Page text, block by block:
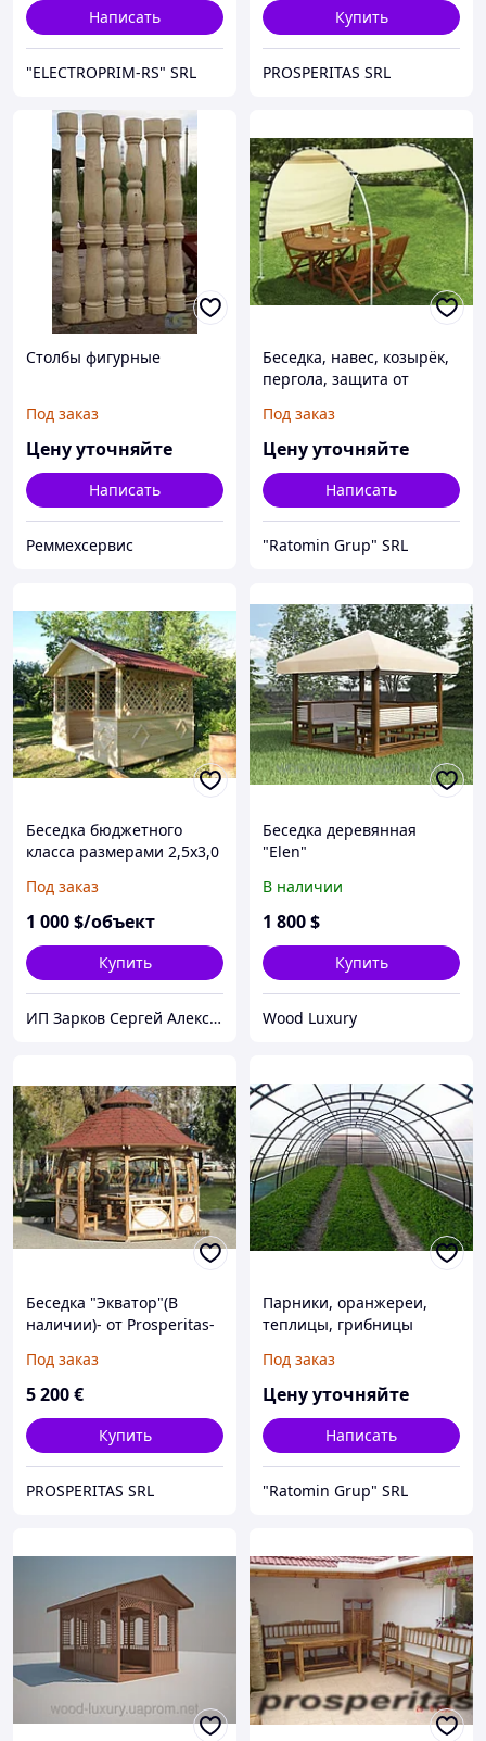
Написать
"ELECTROPRIM-RS" SRL
Купить
PROSPERITAS SRL
Столбы фигурные
Под заказ
Цену уточняйте
Написать
Реммехсервис
Беседка, навес, козырёк,
пергола, защита от
шатёр, сдвижной навес
Под заказ
Цену уточняйте
Написать
"Ratomin Grup" SRL
Беседка бюджетного
класса размерами 2,5х3,0
Под заказ
1 000$/объект
Купить
ИП Зарков Сергей Алексеевич
Беседка деревянная
"Elen"
В наличии
1 800$
Купить
Wood Luxury
Беседка "Экватор"(В
наличии)- от Prosperitas-
"Moldexpo" модель 2014 г.
Под заказ
5 200€
Купить
PROSPERITAS SRL
Парники, оранжереи,
теплицы, грибницы
Под заказ
Цену уточняйте
Написать
"Ratomin Grup" SRL